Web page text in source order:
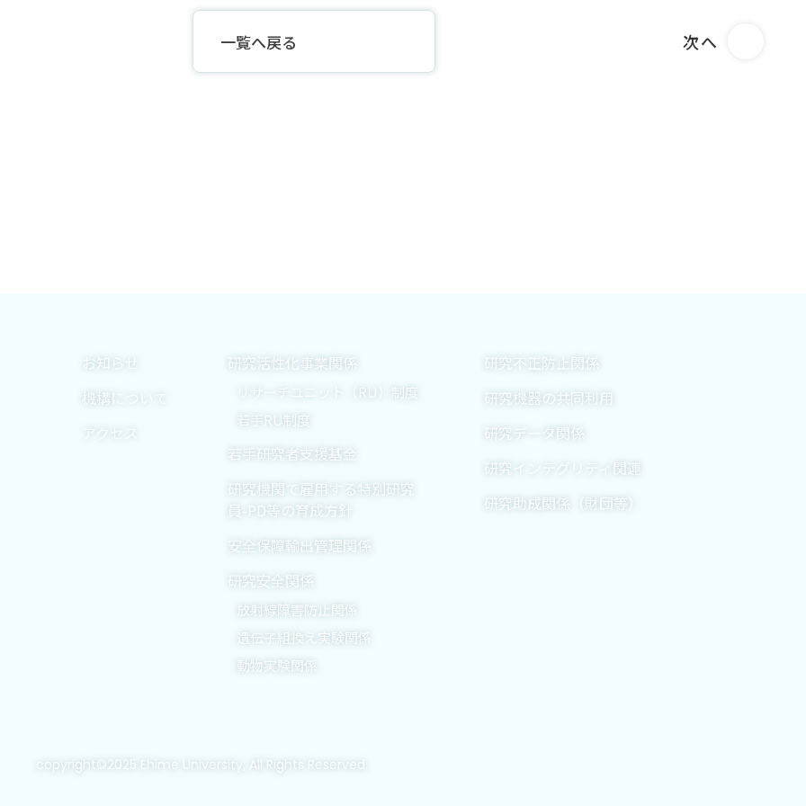
一覧へ戻る 次へ
お知らせ
機構について
アクセス
研究活性化事業関係
リサーチユニット（RU）制度
若手RU制度
若手研究者支援基金
研究機関で雇用する特別研究
員-PD等の育成方針
安全保障輸出管理関係
研究安全関係
放射線障害防止関係
遺伝子組換え実験関係
動物実験関係
研究不正防止関係
研究機器の共同利用
研究データ関係
研究インテグリティ関連
研究助成関係（財団等）
copyright©2025 Ehime University, All Rights Reserved.